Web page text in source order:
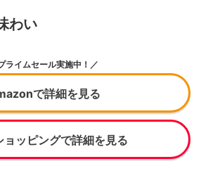
わい
ライムセール実施中！／
で詳細を見る
ョッピングで詳細を見る